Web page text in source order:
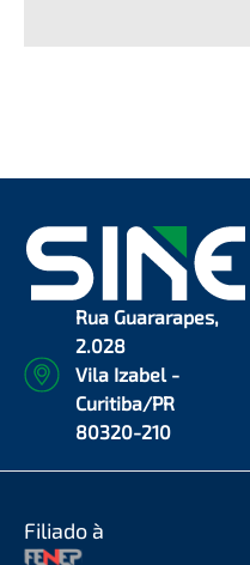
Rua Guararapes,
2.028
Vila Izabel -
Curitiba/PR
80320-210
Filiado à